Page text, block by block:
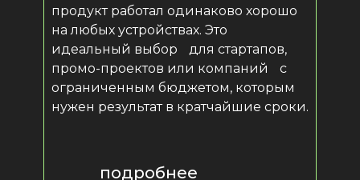
продукт работал одинаково хорошо
на любых устройствах. Это
идеальный выбор для стартапов,
промо-проектов или компаний с
ограниченным бюджетом, которым
нужен результат в кратчайшие сроки.
подробнее